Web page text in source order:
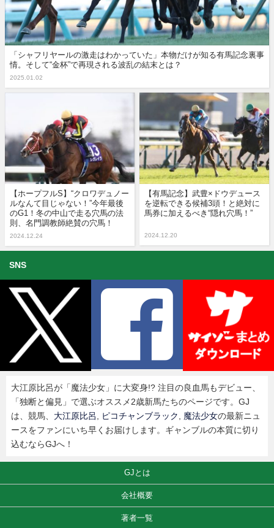
「シャフリヤールの激走はわかっていた」本物だけが知る有馬記念裏事
情。そして“金杯”で再現される波乱の結末とは？
2025.01.02
【ホープフルS】“クロワデュノー
ルなんて目じゃない！”今年最後
のG1！冬の中山で走る穴馬の法
則、名門調教師絶賛の穴馬！
2024.12.24
【有馬記念】武豊×ドウデュース
を逆転できる候補3頭！と絶対に
馬券に加えるべき“隠れ穴馬！”
2024.12.20
SNS
大江原比呂が「魔法少女」に大変身!? 注目の良血馬もデビュー、
「独断と偏見」で選ぶオススメ2歳新馬たちのページです。GJ
は、競馬、 大江原比呂 ピコチャンブラック 魔法少女の最新ニュ
ースをファンにいち早くお届けします。ギャンブルの本質に切り
込むならGJへ！
GJとは
会社概要
著者一覧